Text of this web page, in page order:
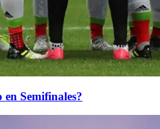
Semifinales?